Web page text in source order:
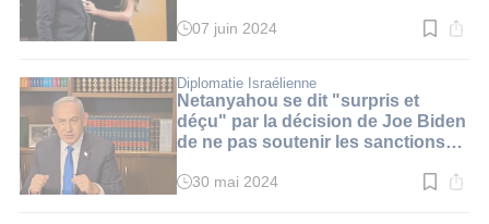
Temps
:
2
min.
07 juin 2024
Diplomatie Israélienne
Netanyahou se dit "surpris et
déçu" par la décision de Joe Biden
de ne pas soutenir les sanctions
Temps
30 mai 2024